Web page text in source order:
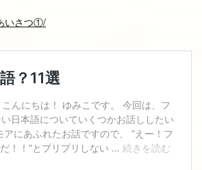
いさつ①/